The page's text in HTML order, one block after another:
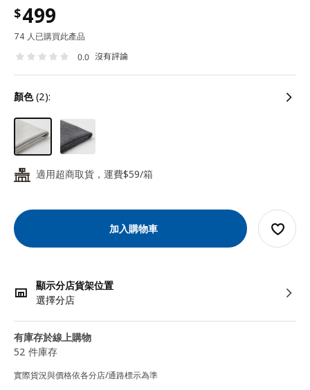
$499
74 人已購買此產品
0.0 沒有評論
顏色(2):
24 適用超商取貨，運費$59/箱
加入購物車
顯示分店貨架位置
選擇分店
有庫存於線上購物
52 件庫存
實際貨況與價格依各分店/通路標示為準